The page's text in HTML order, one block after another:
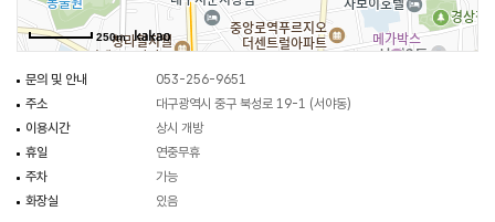
250m
문의 및 안내
053-256-9651
주소
대구광역시 중구 북성로 19-1 (서야동)
이용시간
상시 개방
휴일
연중무휴
주차
가능
화장실
있음